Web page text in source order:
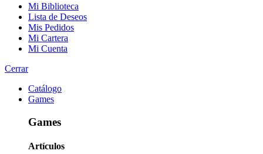
Mi Biblioteca
Lista de Deseos
Mis Pedidos
Mi Cartera
Mi Cuenta
Cerrar
Catálogo
Games
Games
Artículos